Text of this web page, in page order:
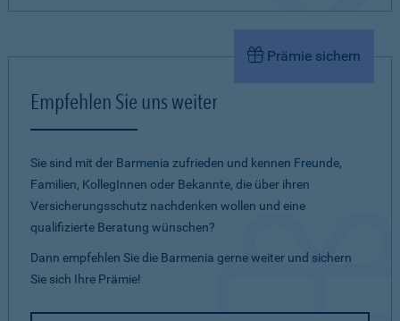
Prämie sichern
Empfehlen Sie uns weiter
Sie sind mit der Barmenia zufrieden und kennen Freunde,
Familien, KollegInnen oder Bekannte, die über ihren
Versicherungsschutz nachdenken wollen und eine
qualifizierte Beratung wünschen?
Dann empfehlen Sie die Barmenia gerne weiter und sichern
Sie sich Ihre Prämie!